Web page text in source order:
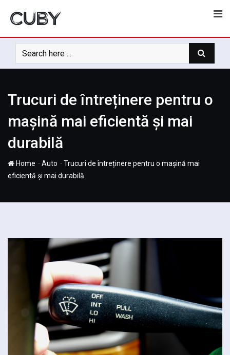
Trucuri de întreținere pentru o
mașină mai eficientă și mai
durabilă
Home -Auto -Trucuri de întreținere pentru o mașină mai
eficientă și mai durabilă